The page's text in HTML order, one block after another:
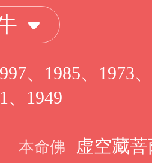
、1985、1973、
、1949
本命佛 虚空藏菩